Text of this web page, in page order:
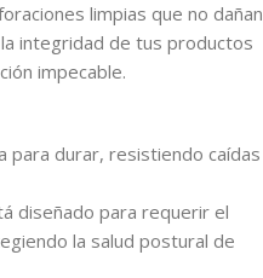
limpias que no dañan
integridad de tus productos
impecable.
para durar, resistiendo caídas
diseñado para requerir el
la salud postural de